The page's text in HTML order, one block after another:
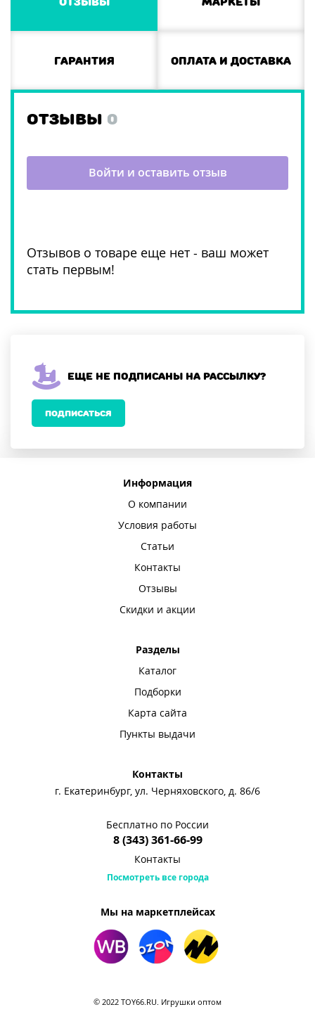
Гарантия Оплата и доставка
ОТЗЫВЫ 0
Отзывов о товаре еще нет - ваш может
стать первым!
Войти и оставить отзыв
Еще не подписаны на рассылку?
ПОДПИСАТЬСЯ
Информация
О компании
Условия работы
Статьи
Контакты
Отзывы
Скидки и акции
Разделы
Каталог
Подборки
Карта сайта
Пункты выдачи
Контакты
г. Екатеринбург, ул. Черняховского, д. 86/6
Бесплатно по России
8 (343) 361-66-99
Контакты
Посмотреть все города
Мы на маркетплейсах
© 2022 TOY66.RU. Игрушки оптом